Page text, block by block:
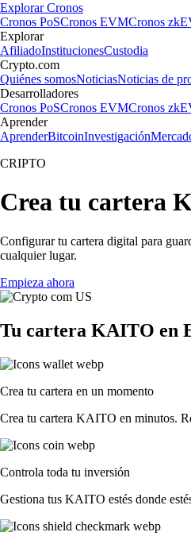
Explorar Cronos
Cronos PoSCronos EVMCronos
Explorar
AfiliadoInstitucionesCustodia
Crypto.com
Quiénes somosNoticiasNoticias de
Desarrolladores
Cronos PoSCronos EVMCronos
Aprender
AprenderBitcoinInvestigación
CRIPTO
Crea tu cartera
Configurar tu cartera digital para
cualquier lugar.
Empieza ahora
Tu cartera KAITO en
Crea tu cartera en un momento
Crea tu cartera KAITO en minutos.
Controla toda tu inversión
Gestiona tus KAITO estés donde